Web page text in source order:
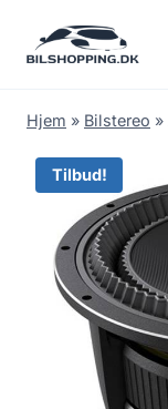
Hjem » Bilstereo »
Tilbud!